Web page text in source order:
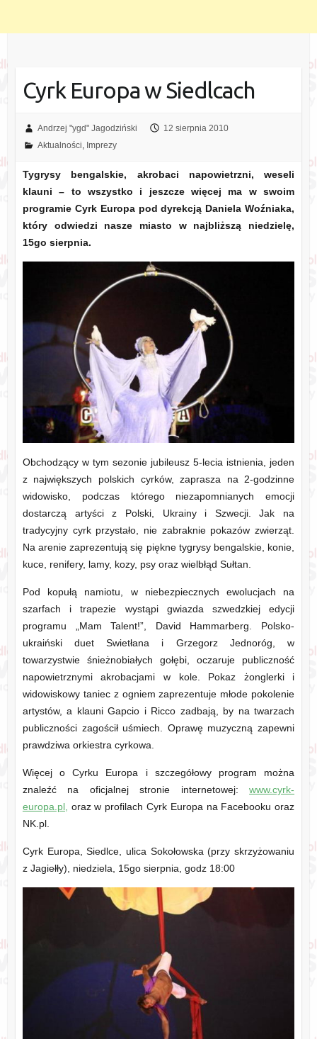
Cyrk Europa w Siedlcach
Andrzej "ygd" Jagodziński
12 sierpnia 2010
Aktualności, Imprezy
Tygrysy bengalskie, akrobaci napowietrzni, weseli
klauni – to wszystko i jeszcze więcej ma w swoim
programie Cyrk Europa pod dyrekcją Daniela Woźniaka,
który odwiedzi nasze miasto w najbliższą niedzielę,
15go sierpnia.
Obchodzący w tym sezonie jubileusz 5-lecia istnienia, jeden
z największych polskich cyrków, zaprasza na 2-godzinne
widowisko, podczas którego niezapomnianych emocji
dostarczą artyści z Polski, Ukrainy i Szwecji. Jak na
tradycyjny cyrk przystało, nie zabraknie pokazów zwierząt.
Na arenie zaprezentują się piękne tygrysy bengalskie, konie,
kuce, renifery, lamy, kozy, psy oraz wielbłąd Sułtan.
Pod kopułą namiotu, w niebezpiecznych ewolucjach na
szarfach i trapezie wystąpi gwiazda szwedzkiej edycji
programu „Mam Talent!”, David Hammarberg. Polsko-
ukraiński duet Swietłana i Grzegorz Jednoróg, w
towarzystwie śnieżnobiałych gołębi, oczaruje publiczność
napowietrznymi akrobacjami w kole. Pokaz żonglerki i
widowiskowy taniec z ogniem zaprezentuje młode pokolenie
artystów, a klauni Gapcio i Ricco zadbają, by na twarzach
publiczności zagościł uśmiech. Oprawę muzyczną zapewni
prawdziwa orkiestra cyrkowa.
Więcej o Cyrku Europa i szczegółowy program można
znaleźć na oficjalnej stronie internetowej:www.cyrk-
europa.pl, oraz w profilach Cyrk Europa na Facebooku oraz
NK.pl.
Cyrk Europa, Siedlce, ulica Sokołowska (przy skrzyżowaniu
z Jagiełły), niedziela, 15go sierpnia, godz 18:00